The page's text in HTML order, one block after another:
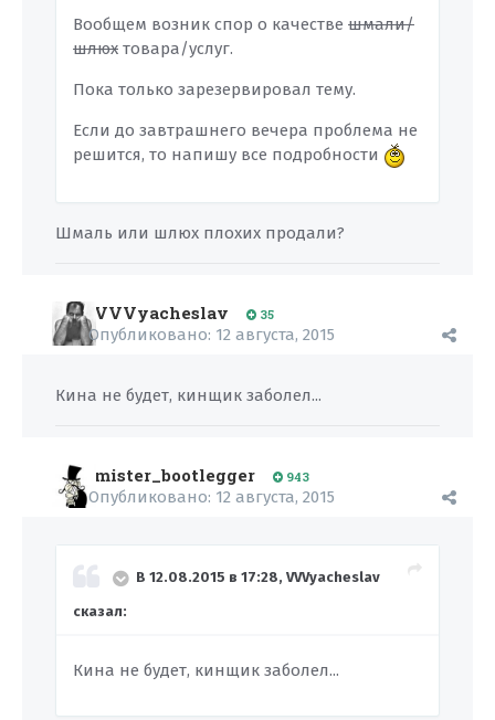
Вообщем возник спор о качестве шмали/
шлюх товара/услуг.
Пока только зарезервировал тему.
Если до завтрашнего вечера проблема не
решится, то напишу все подробности
Шмаль или шлюх плохих продали?
VVVyacheslav 35
Опубликовано: 12 августа, 2015
Кина не будет, кинщик заболел...
mister_bootlegger 943
Опубликовано: 12 августа, 2015
В 12.08.2015 в 17:28, VVVyacheslav
сказал:
Кина не будет, кинщик заболел...